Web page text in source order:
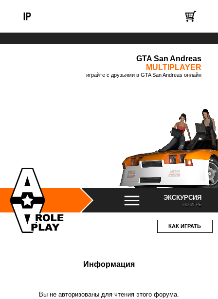
GTA San Andreas
MULTIPLAYER
играйте с друзьями в GTA San Andreas онлайн
ЭКСКУРСИЯ
ПО ИГРЕ
КАК ИГРАТЬ
Информация
Вы не авторизованы для чтения этого форума.